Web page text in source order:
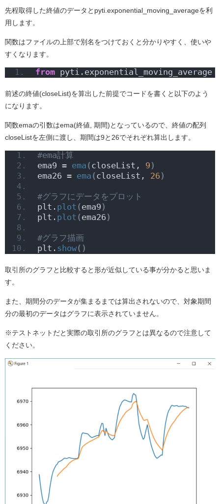
先程取得した終値のデータとpyti.exponential_moving_averageを利
用します。
関数はファイルの上部で別名をつけておくと分かりやすく、使いや
すくなります。
from pyti.exponential_moving_average
前述の終値(closeList)を算出した前提でコードを書くと以下のよう
になります。
関数emaの引数はema(終値, 期間)となっているので、終値の配列
closeListを左側に渡し、期間は9と26でそれぞれ算出します。
#ema計算
ema9 = ema (closeList, 9 )
ema26 = ema (closeList, 26 )
#グラフにデータをプロット
plt. plot (ema9 )
plt. plot (ema26 )
#グラフ描画
plt. show()
取引所のグラフと比較すると形が近似している事が分かると思いま
す。
また、期間分のデータが集まるまでは算出されないので、対象期間
分の最初のデータはグラフに表示されていません。
※テストネットだと実際の取引所のグラフとは異なるので注意して
ください。